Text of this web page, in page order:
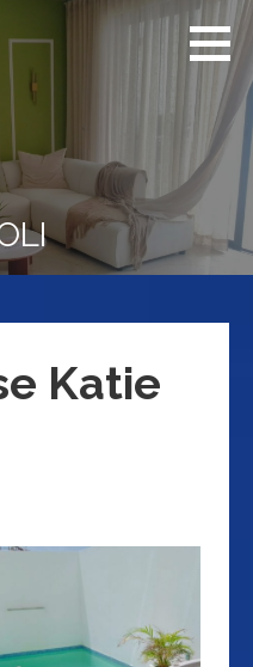
Katie